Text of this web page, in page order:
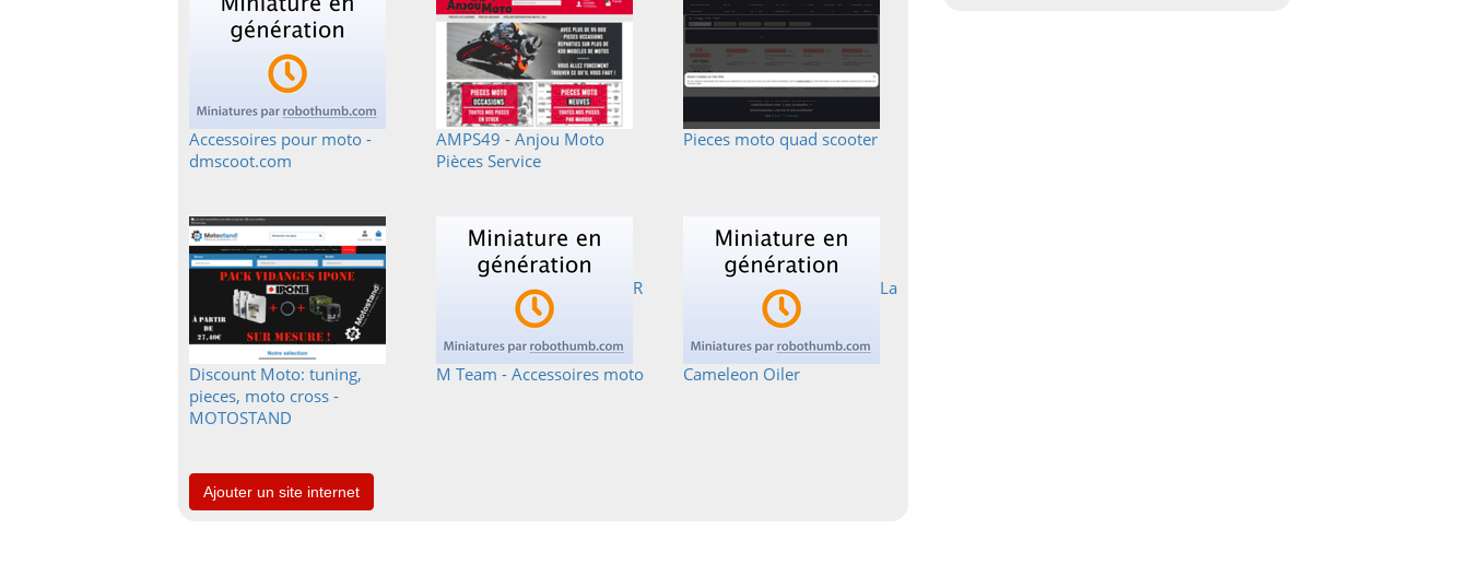
Accessoires pour moto -
dmscoot.com
AMPS49 - Anjou Moto
Pièces Service
Pieces moto quad scooter
Discount Moto: tuning,
pieces, moto cross -
MOTOSTAND
R
M Team - Accessoires moto
La
Cameleon Oiler
Ajouter un site internet